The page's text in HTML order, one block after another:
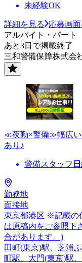
未経験OK
詳細を見る
応募画
アルバイト・パート
あと3日で掲載終了
三和警備保障株式会
≪夜勤×警備≫幅広い
あり♪
警備スタッフ
勤務地
面接地
東京都港区 ※記載の
は原稿内をご参照下
合があります。)
田町(東京)駅、芝浦
町駅、大門(東京)駅